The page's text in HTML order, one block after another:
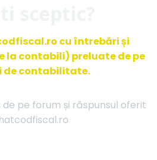
sceptic?
cu întrebări și
la contabili) preluate de pe
de contabilitate.
pe forum și răspunsul oferit